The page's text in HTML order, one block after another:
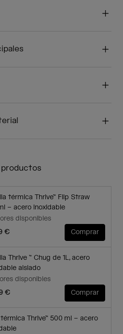
térmica Thrive™ Flip Straw
– acero inoxidable
disponibles
€
Comprar
Thrive ™ Chug de 1L, acero
aislado
disponibles
€
Comprar
térmica Thrive™ 500 ml – acero